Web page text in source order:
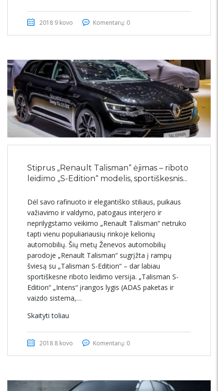
2018 9 kovo Komentarų: 0
Stiprus „Renault Talisman“ ėjimas – riboto
leidimo „S-Edition“ modelis, sportiškesnis...
Dėl savo rafinuoto ir elegantiško stiliaus, puikaus
važiavimo ir valdymo, patogaus interjero ir
neprilygstamo veikimo „Renault Talisman“ netruko
tapti vienu populiariausių rinkoje kelionių
automobilių. Šių metų Ženevos automobilių
parodoje „Renault Talisman“ sugrįžta į rampų
šviesą su „Talisman S-Edition“ – dar labiau
sportiškesne riboto leidimo versija. „Talisman S-
Edition“ „Intens“ įrangos lygis (ADAS paketas ir
vaizdo sistema,…
Skaityti toliau
2018 8 kovo Komentarų: 0